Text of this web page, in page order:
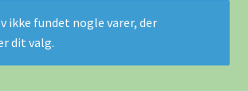
ikke fundet nogle varer, der
dit valg.